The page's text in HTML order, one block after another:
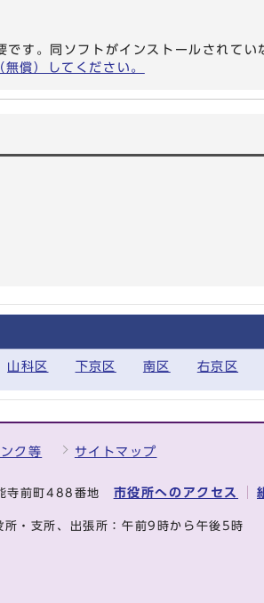
す。同ソフトがインストールされてい
償）してください。
山科区 下京区 南区 右京区
ク等 サイトマップ
寺前町488番地 市役所へのアクセス
所・支所、出張所：午前9時から午後5時